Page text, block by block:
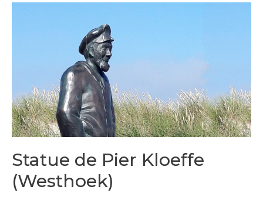
Statue de Pier Kloeffe
(Westhoek)